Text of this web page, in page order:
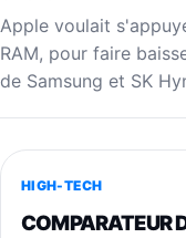
Apple voulait
RAM, pour faire
de Samsung et SK
HIGH-TECH
COMPARATEUR